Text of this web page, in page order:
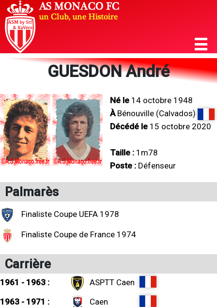
GUESDON André
Né le 14 octobre 1948
ÀBénouville (Calvados)
Décédé le 15 octobre 2020
Taille : 1m78
Poste : Défenseur
Palmarès
Finaliste Coupe UEFA 1978
Finaliste Coupe de France 1974
Carrière
1961 - 1963 :
ASPTT Caen
1963 - 1971 :
Caen